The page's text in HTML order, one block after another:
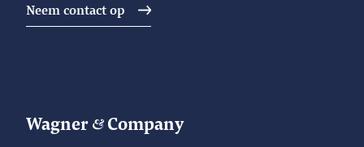
Neem contact op
Wagner Company